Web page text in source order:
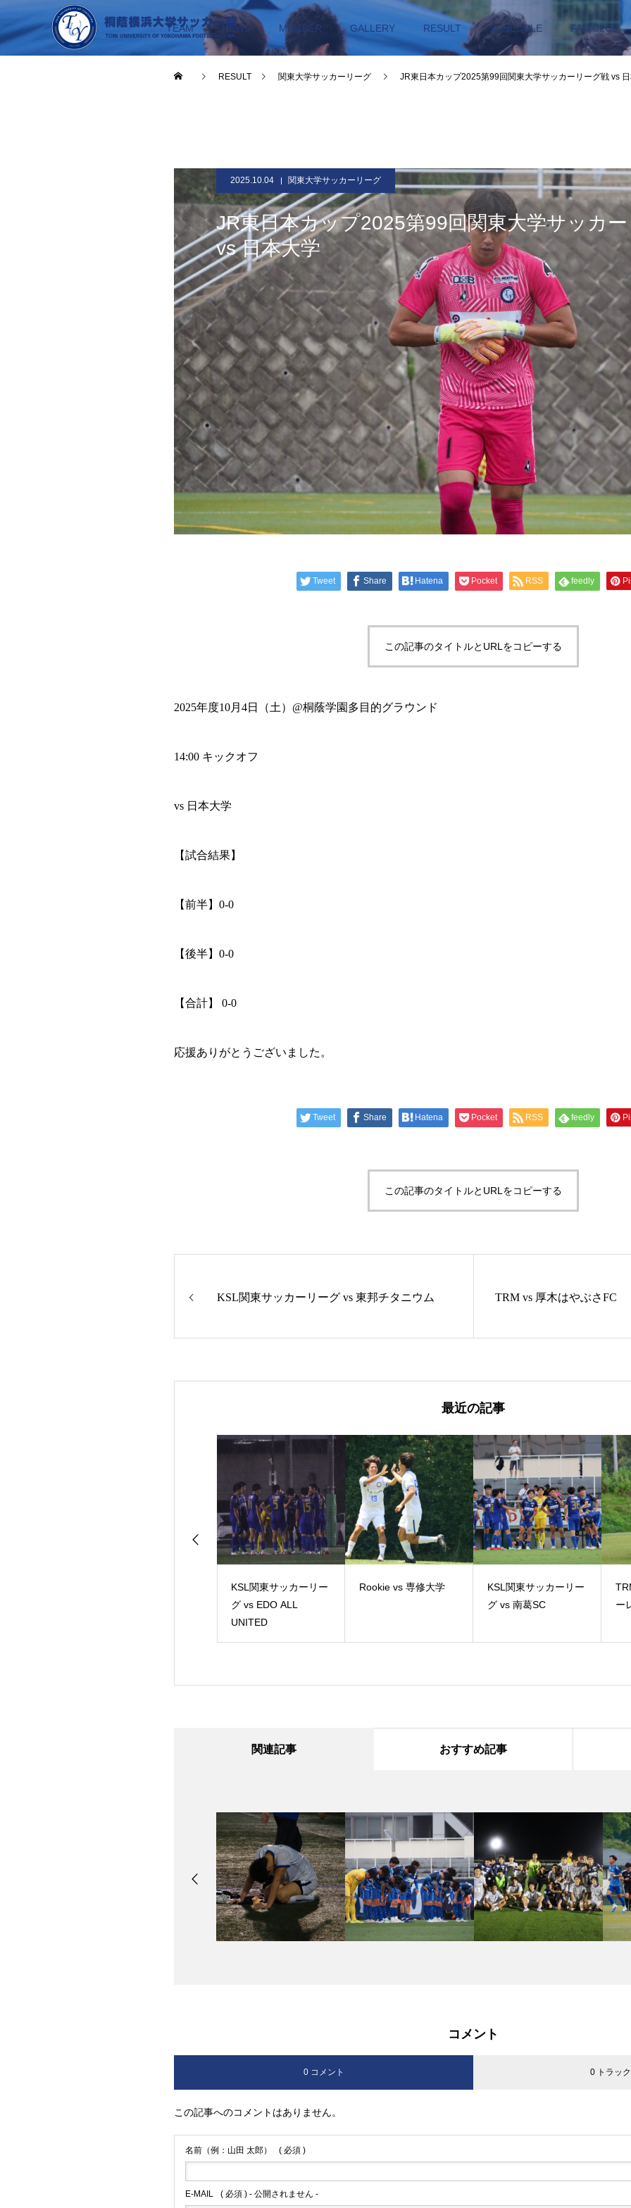
TEAM NEWS MEMBER GALLERY RESULT SCHEDULE FAN CLUB
RESULT 関東大学サッカーリーグ JR東日本カップ2025第99回関東大学サッカーリーグ戦 vs
2025.10.04 関東大学サッカーリーグ
JR東日本カップ2025第99回関東大学サッカ
vs 日本大学
Tweet Share Hatena Pocket RSS feedly
この記事のタイトルとURLをコピーする
2025年度10月4日（土）@桐蔭学園多目的グラウンド
14:00 キックオフ
vs 日本大学
【試合結果】
【前半】0-0
【後半】0-0
【合計】 0-0
応援ありがとうございました。
Tweet Share Hatena Pocket RSS feedly
この記事のタイトルとURLをコピーする
KSL関東サッカーリーグ vs 東邦チタニウム TRM vs 厚木はやぶさFC
最近の記事
KSL関東サッカーリー
グ vs EDO ALL
UNITED
Rookie vs 専修大学
KSL関東サッカーリー
グ vs 南葛SC
ー
関連記事 おすすめ記事
コメント
0 コメント 0 トラッ
この記事へのコメントはありません。
名前（例：山田 太郎） ( 必須 )
E-MAIL ( 必須 ) - 公開されません -